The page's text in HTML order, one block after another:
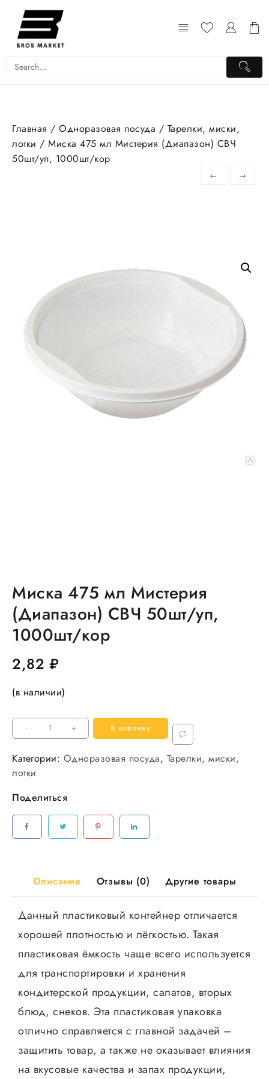
Перейти
содержимому
Главная / Одноразовая посуда / Тарелки, миски,
лотки / Миска 475 мл Мистерия (Диапазон) СВЧ
50шт/уп, 1000шт/кор
←
→
Миска 475 мл Мистерия
(Диапазон) СВЧ 50шт/уп,
1000шт/кор
2,82 ₽
(в наличии)
-
Количество
товара
Миска
Мистерия
(Диапазон)
1000шт/
+ В корзину
Категории: Одноразовая посуда, Тарелки, миски,
лотки
Поделиться
Описание Отзывы (0) Другие товары
Данный пластиковый контейнер отличается
хорошей плотностью и лёгкостью. Такая
пластиковая ёмкость чаще всего используется
для транспортировки и хранения
кондитерской продукции, салатов, вторых
блюд, снеков. Эта пластиковая упаковка
отлично справляется с главной задачей –
защитить товар, а также не оказывает влияния
на вкусовые качества и запах продукции,